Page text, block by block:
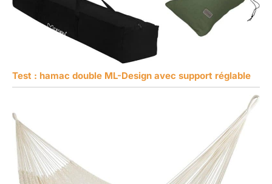
Test : hamac double ML-Design avec support réglable